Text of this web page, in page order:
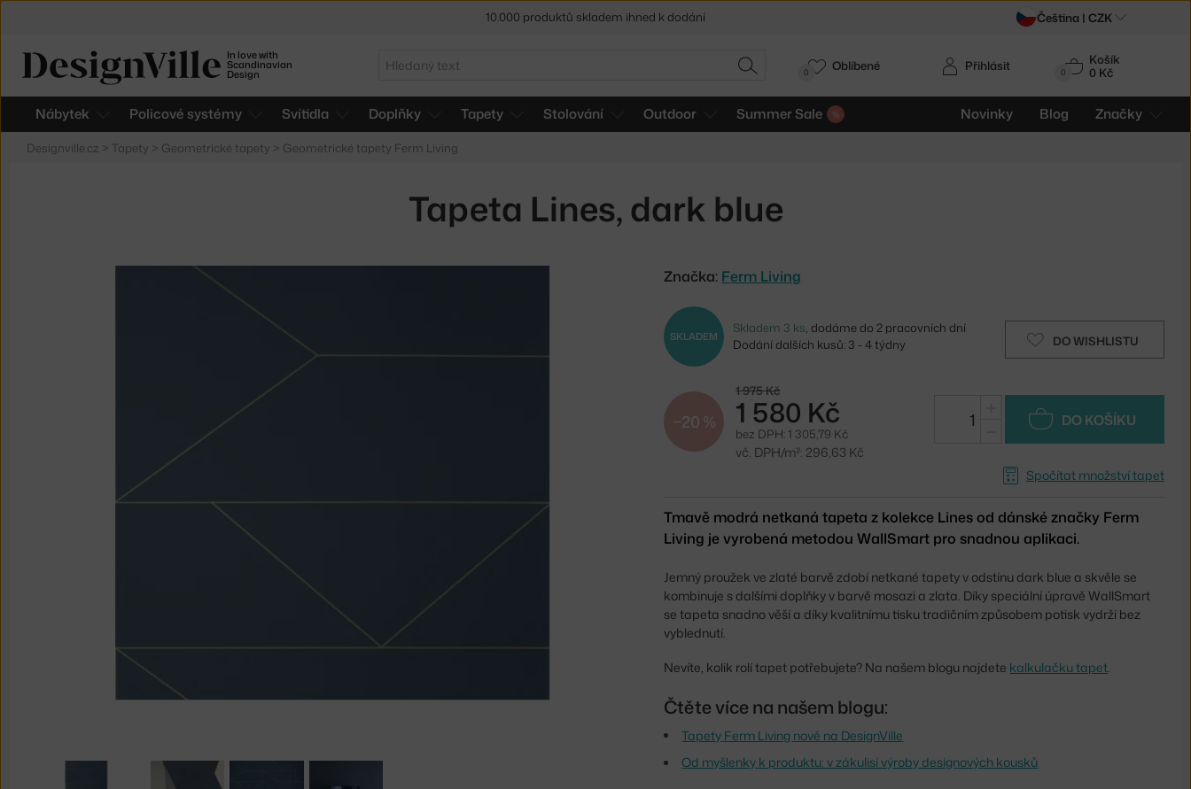
In love with
Scandinavian
Design
Hledat
HLEDAT 0
Košík
0 Kč
Nábytek Policové systémy Svítidla Doplňky Tapety Stolování Outdoor Summer Sale Novinky Blog Značky
Přihlásit
0 Oblíbené
Designville.cz > Tapety > Geometrické tapety > Geometrické tapety Ferm Living
Tapeta Lines, dark blue
Značka: Ferm Living
DO WISHLISTU
SKLADEM
Skladem 3 ks, dodáme do 2 pracovních dní
Dodání dalších kusů: 3 - 4 týdny
−20 %
1 975 Kč
1 580 Kč
bez DPH: 1 305,79 Kč
vč. DPH/m²: 296,63 Kč
DO KOŠÍKU
Spočítat množství tapet
Tmavě modrá netkaná tapeta z kolekce Lines od dánské značky Ferm
Living je vyrobená metodou WallSmart pro snadnou aplikaci.
Jemný proužek ve zlaté barvě zdobí netkané tapety v odstínu dark blue a skvěle se
kombinuje s dalšími doplňky v barvě mosazi a zlata. Díky speciální úpravě WallSmart
se tapeta snadno věší a díky kvalitnímu tisku tradičním způsobem potisk vydrží bez
vyblednutí.
Nevíte, kolik rolí tapet potřebujete? Na našem blogu najdete kalkulačku tapet.
Čtěte více na našem blogu:
Tapety Ferm Living nově na DesignVille
Od myšlenky k produktu: v zákulisí výroby designových kousků
10.000 produktů skladem ihned k dodání Čeština | CZK